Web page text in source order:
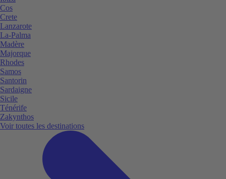
Cos
Crete
Lanzarote
La-Palma
Madère
Majorque
Rhodes
Samos
Santorin
Sardaigne
Sicile
Ténérife
Zakynthos
Voir toutes les destinations